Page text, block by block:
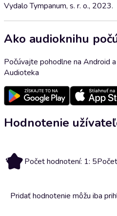
Vydalo Tympanum, s. r. o., 2023.
Ako audioknihu
Počúvajte pohodlne na Android
Audioteka
Hodnotenie
5 Počet hodnotení: 1: 5
Pridať hodnotenie môžu iba